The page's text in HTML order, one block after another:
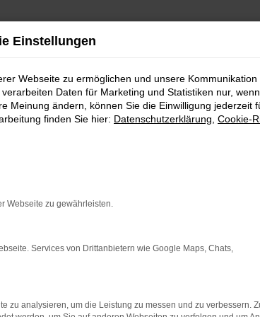
Funktioniert die Seite in einem anderen
Stand sind.
dass bestimmte Funktionen nicht mehr
Einstellungen
Webseite zu ermöglichen und unsere Kommunikation
Daten für Marketing und Statistiken nur,
Meinung ändern, können Sie die Einwilligung jederzeit
finden Sie hier: Datenschutzerklärung Cookie-
Webseite zu gewährleisten.
Services von Drittanbietern wie Google Maps, Chats,
zu analysieren, um die Leistung zu messen und zu verbessern.